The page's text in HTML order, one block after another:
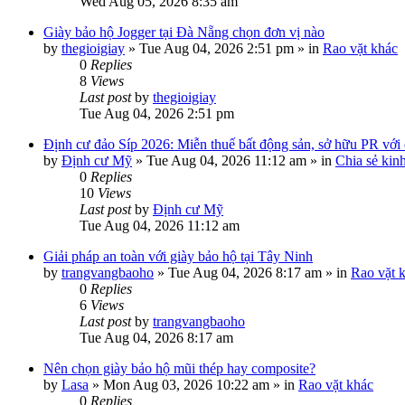
Giày bảo hộ Jogger tại Đà Nẵng chọn đơn vị nào
by thegioigiay » Tue Aug 04, 2026 2:51 pm » in Rao vặt khác
0 Replies
8 Views
Last postby thegioigiay
Tue Aug 04, 2026 2:51 pm
Định cư đảo Síp 2026: Miễn thuế bất động sản, sở hữu PR
by Định cư Mỹ » Tue Aug 04, 2026 11:12 am » in Chia sẻ
0 Replies
10 Views
Last postby Định cư Mỹ
Tue Aug 04, 2026 11:12 am
Giải pháp an toàn với giày bảo hộ tại Tây Ninh
by trangvangbaoho » Tue Aug 04, 2026 8:17 am » in Rao vặt
0 Replies
6 Views
Last postby trangvangbaoho
Tue Aug 04, 2026 8:17 am
Nên chọn giày bảo hộ mũi thép hay composite?
by Lasa » Mon Aug 03, 2026 10:22 am » in Rao vặt khác
0 Replies